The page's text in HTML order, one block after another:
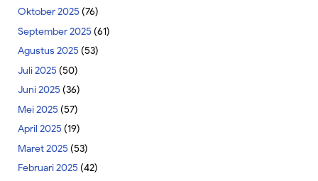
Oktober 2025 (76)
September 2025 (61)
Agustus 2025 (53)
Juli 2025 (50)
Juni 2025 (36)
Mei 2025 (57)
April 2025 (19)
Maret 2025 (53)
Februari 2025 (42)